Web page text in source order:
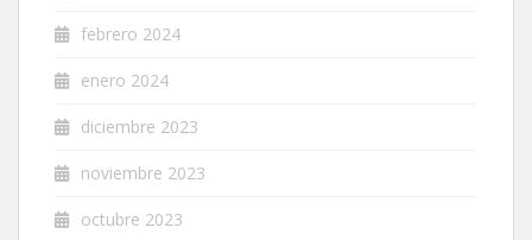
febrero 2024
enero 2024
diciembre 2023
noviembre 2023
octubre 2023